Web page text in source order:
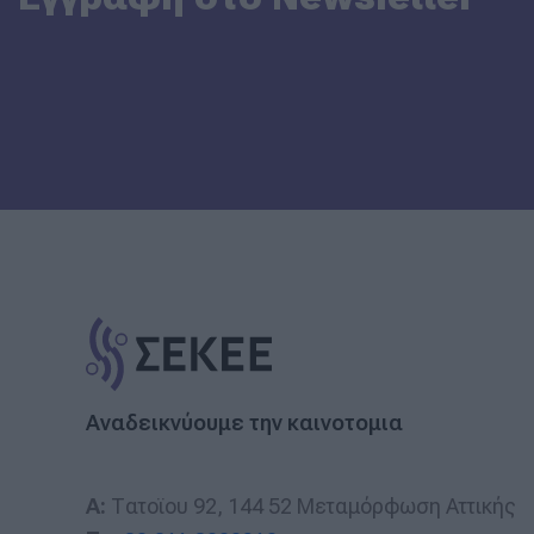
Αναδεικνύουμε την καινοτομια
A: Τατοϊου 92, 144 52 Μεταμόρφωση Αττικής